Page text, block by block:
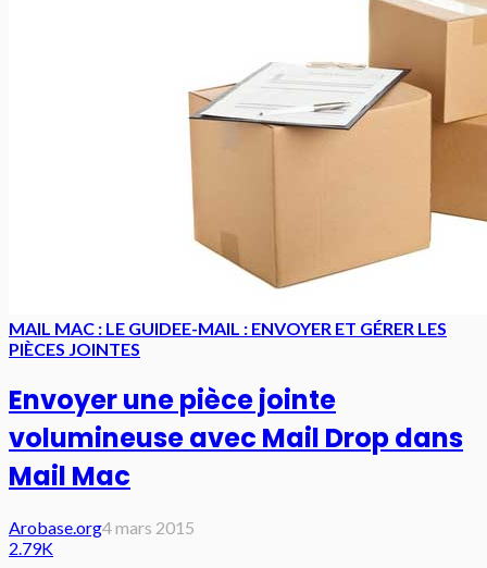
MAIL MAC : LE GUIDEE-MAIL : ENVOYER ET GÉRER LES
PIÈCES JOINTES
Envoyer une pièce jointe
volumineuse avec Mail Drop dans
Mail Mac
Arobase.org4 mars 2015
2.79K